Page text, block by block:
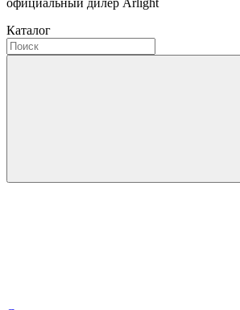
официальный дилер Arlight
Каталог